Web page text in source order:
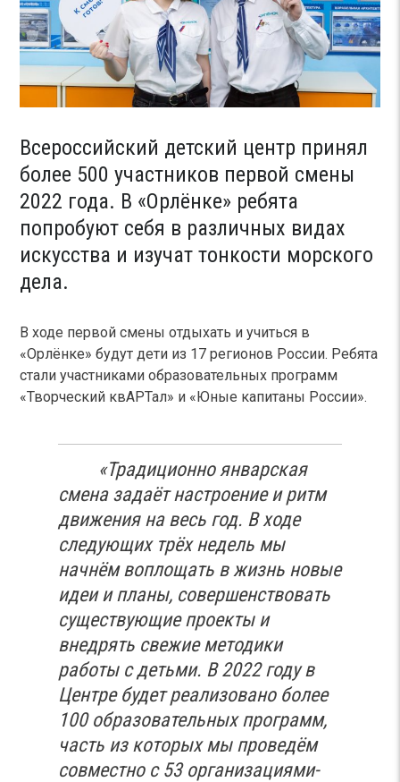
Всероссийский детский центр принял
более 500 участников первой смены
2022 года. В «Орлёнке» ребята
попробуют себя в различных видах
искусства и изучат тонкости морского
дела.
В ходе первой смены отдыхать и учиться в
«Орлёнке» будут дети из 17 регионов России. Ребята
стали участниками образовательных программ
«Творческий квАРТал» и «Юные капитаны России».
«Традиционно январская
смена задаёт настроение и ритм
движения на весь год. В ходе
следующих трёх недель мы
начнём воплощать в жизнь новые
идеи и планы, совершенствовать
существующие проекты и
внедрять свежие методики
работы с детьми. В 2022 году в
Центре будет реализовано более
100 образовательных программ,
часть из которых мы проведём
совместно с 53 организациями-